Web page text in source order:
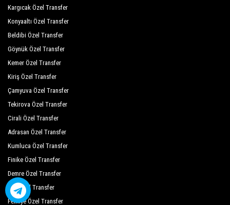
Kargıcak Özel Transfer
Konyaaltı Özel Transfer
Beldibi Özel Transfer
Göynük Özel Transfer
Kemer Özel Transfer
Kiriş Özel Transfer
Çamyuva Özel Transfer
Tekirova Özel Transfer
Cirali Özel Transfer
Adrasan Özel Transfer
Kumluca Özel Transfer
Finike Özel Transfer
Demre Özel Transfer
Kaş Özel Transfer
Fethiye Özel Transfer